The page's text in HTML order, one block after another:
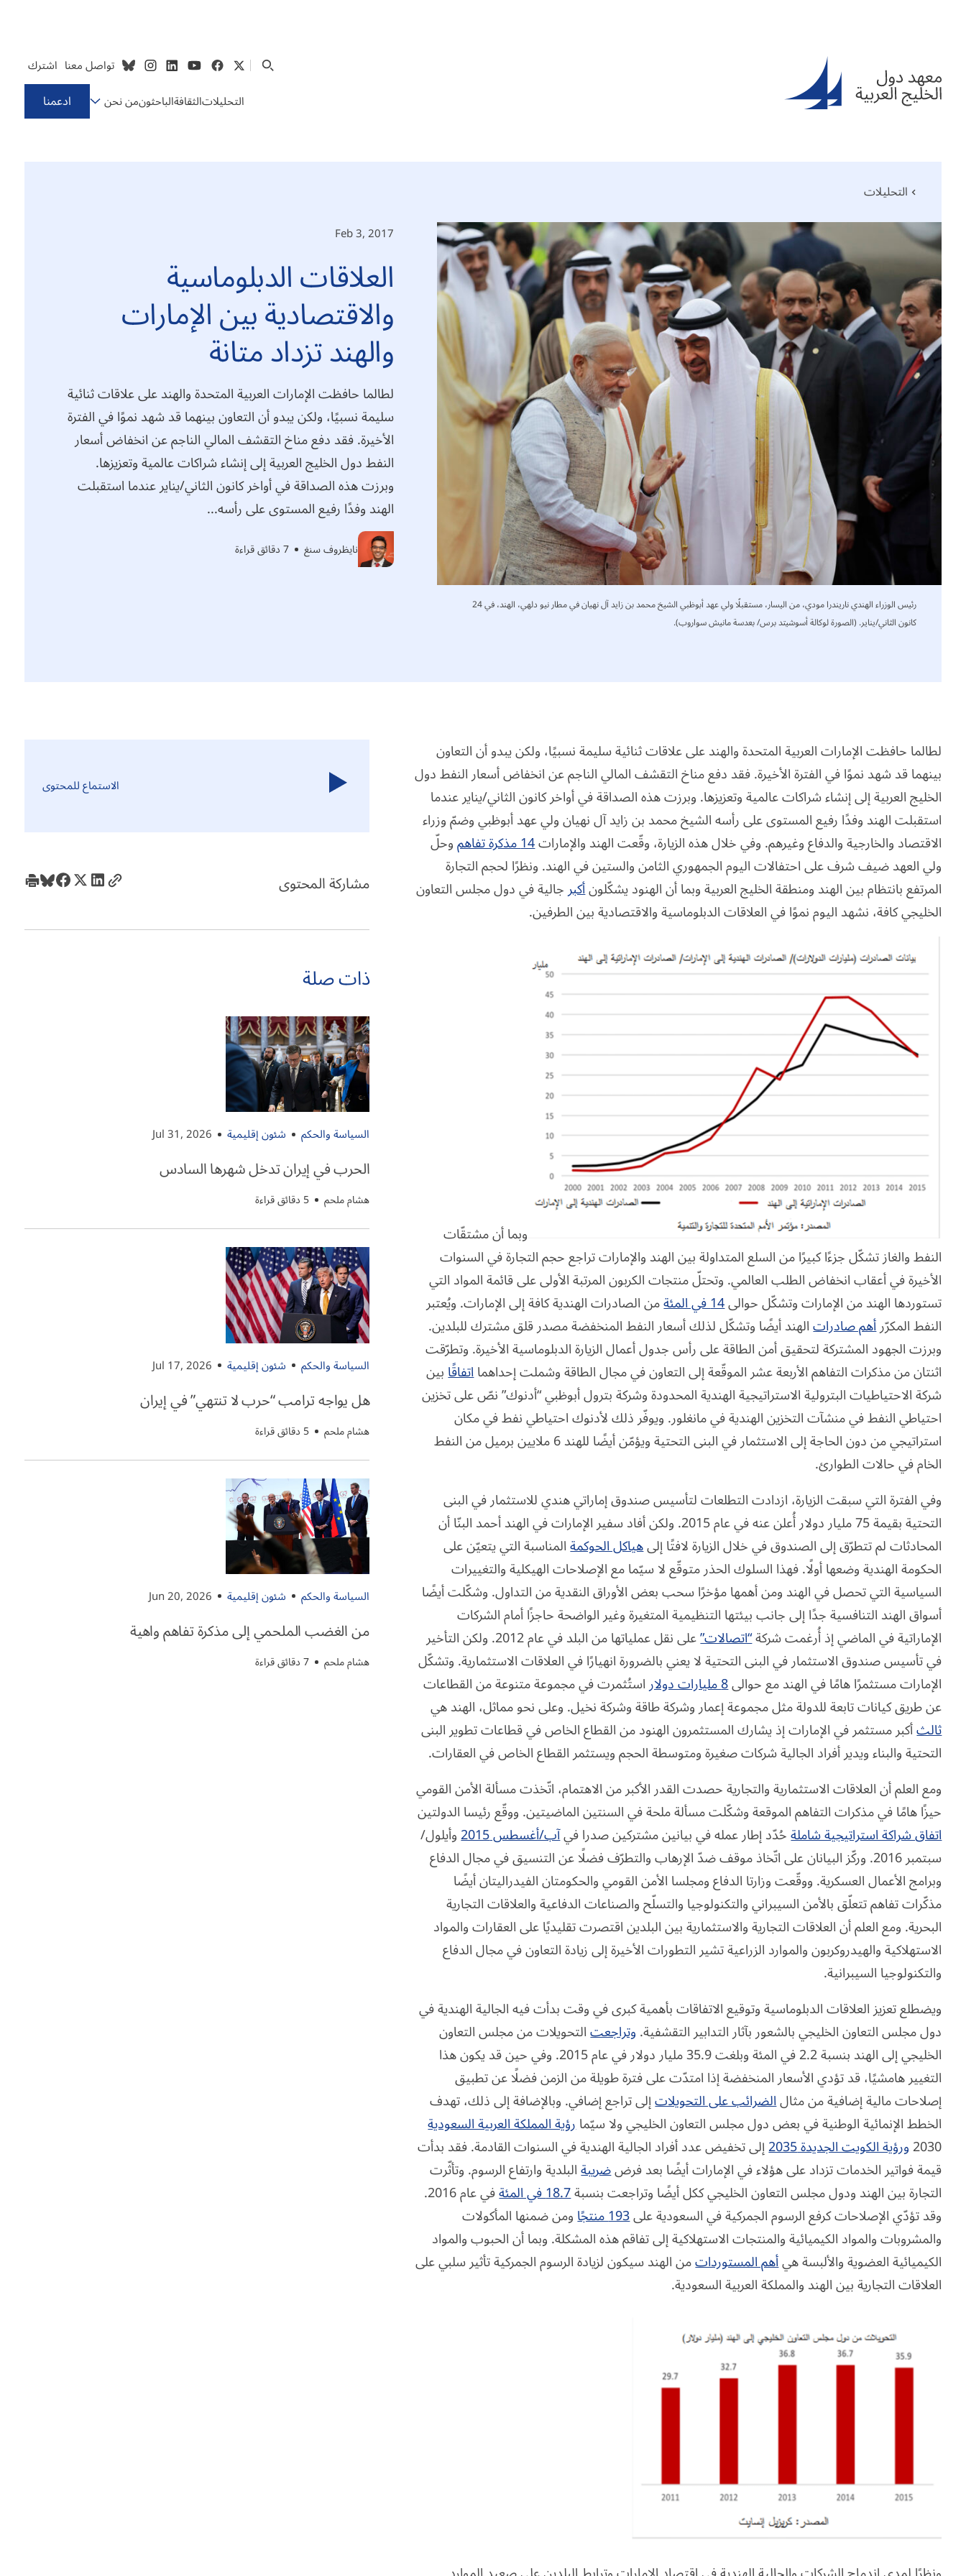
تواصل معنا اشترك
التحليلاتالثقافةالباحثونمن نحن ادعمنا
التحليلات
Feb 3, 2017
العلاقات الدبلوماسية
والاقتصادية بين الإمارات
والهند تزداد متانة
لطالما حافظت الإمارات العربية المتحدة والهند على علاقات ثنائية
سليمة نسبيًا، ولكن يبدو أن التعاون بينهما قد شهد نموًا في الفترة
الأخيرة. فقد دفع مناخ التقشف المالي الناجم عن انخفاض أسعار
النفط دول الخليج العربية إلى إنشاء شراكات عالمية وتعزيزها.
وبرزت هذه الصداقة في أواخر كانون الثاني/يناير عندما استقبلت
الهند وفدًا رفيع المستوى على رأسه...
نايظروف سنغ 7 دقائق قراءة
رئيس الوزراء الهندي ناريندرا مودي، من اليسار، مستقبلًا ولي عهد أبوظبي الشيخ محمد بن زايد آل نهيان في مطار نيو دلهي، الهند، في 24
كانون الثاني/يناير. (الصورة لوكالة أسوشيتد برس/ بعدسة مانيش سواروب).
لطالما حافظت الإمارات العربية المتحدة والهند على علاقات ثنائية سليمة نسبيًا، ولكن يبدو أن التعاون
بينهما قد شهد نموًا في الفترة الأخيرة. فقد دفع مناخ التقشف المالي الناجم عن انخفاض أسعار النفط دول
الخليج العربية إلى إنشاء شراكات عالمية وتعزيزها. وبرزت هذه الصداقة في أواخر كانون الثاني/يناير عندما
استقبلت الهند وفدًا رفيع المستوى على رأسه الشيخ محمد بن زايد آل نهيان ولي عهد أبوظبي وضمّ وزراء
الاقتصاد والخارجية والدفاع وغيرهم. وفي خلال هذه الزيارة، وقّعت الهند والإمارات14 مذكرة تفاهم
وحلّ
ولي العهد ضيف شرف على احتفالات اليوم الجمهوري الثامن والستين في الهند. ونظرًا لحجم التجارة
المرتفع بانتظام بين الهند ومنطقة الخليج العربية وبما أن الهنود يشكّلونأكبرجالية في دول مجلس التعاون
الخليجي كافة، نشهد اليوم نموًا في العلاقات الدبلوماسية والاقتصادية بين الطرفين.
وبما أن مشتقّات
النفط والغاز تشكّل جزءًا كبيرًا من السلع المتداولة بين الهند والإمارات تراجع حجم التجارة في السنوات
الأخيرة في أعقاب انخفاض الطلب العالمي. وتحتلّ منتجات الكربون المرتبة الأولى على قائمة المواد التي
تستوردها الهند من الإمارات وتشكّل حوالى14 في المئة
من الصادرات الهندية كافة إلى الإمارات. ويُعتبر
النفط المكرّرأهم صادراتالهند أيضًا وتشكّل لذلك أسعار النفط المنخفضة مصدر قلق مشترك للبلدين.
وبرزت الجهود المشتركة لتحقيق أمن الطاقة على رأس جدول أعمال الزيارة الدبلوماسية الأخيرة. وتطرّقت
اثنتان من مذكرات التفاهم الأربعة عشر الموقّعة إلى التعاون في مجال الطاقة وشملت إحداهمااتفاقًابين
شركة الاحتياطيات البترولية الاستراتيجية الهندية المحدودة وشركة بترول أبوظبي “أدنوك” نصّ على تخزين
احتياطي النفط في منشآت التخزين الهندية في مانغلور. ويوفّر ذلك لأدنوك احتياطي نفط في مكان
استراتيجي من دون الحاجة إلى الاستثمار في البنى التحتية ويؤمّن أيضًا للهند 6 ملايين برميل من النفط
الخام في حالات الطوارئ.
وفي الفترة التي سبقت الزيارة، ازدادت التطلعات لتأسيس صندوق إماراتي هندي للاستثمار في البنى
التحتية بقيمة 75 مليار دولار أُعلن عنه في عام 2015. ولكن أفاد سفير الإمارات في الهند أحمد البنّا أن
المحادثات لم تتطرّق إلى الصندوق في خلال الزيارة لافتًا إلىهياكل الحوكمةالمناسبة التي يتعيّن على
الحكومة الهندية وضعها أولًا. فهذا السلوك الحذر متوقّع لا سيّما مع الإصلاحات الهيكلية والتغييرات
السياسية التي تحصل في الهند ومن أهمها مؤخرًا سحب بعض الأوراق النقدية من التداول. وشكّلت أيضًا
أسواق الهند التنافسية جدًا إلى جانب بيئتها التنظيمية المتغيرة وغير الواضحة حاجزًا أمام الشركات
الإماراتية في الماضي إذ أُرغمت شركة“اتصالات”
على نقل عملياتها من البلد في عام 2012. ولكن التأخير
في تأسيس صندوق الاستثمار في البنى التحتية لا يعني بالضرورة انهيارًا في العلاقات الاستثمارية. وتشكّل
الإمارات مستثمرًا هامًا في الهند مع حوالى8 مليارات دولار
استُثمرت في مجموعة متنوعة من القطاعات
عن طريق كيانات تابعة للدولة مثل مجموعة إعمار وشركة طاقة وشركة نخيل. وعلى نحو مماثل، الهند هي
ثالثأكبر مستثمر في الإمارات إذ يشارك المستثمرون الهنود من القطاع الخاص في قطاعات تطوير البنى
التحتية والبناء ويدير أفراد الجالية شركات صغيرة ومتوسطة الحجم ويستثمر القطاع الخاص في العقارات.
ومع العلم أن العلاقات الاستثمارية والتجارية حصدت القدر الأكبر من الاهتمام، اتّخذت مسألة الأمن القومي
حيزًا هامًا في مذكرات التفاهم الموقعة وشكّلت مسألة ملحة في السنتين الماضيتين. ووقّع رئيسا الدولتين
اتفاق شراكة استراتيجية شاملةحُدّد إطار عمله في بيانين مشتركين صدرا فيآب/أغسطس 2015
وأيلول/
سبتمبر 2016. وركّز البيانان على اتّخاذ موقف ضدّ الإرهاب والتطرّف فضلًا عن التنسيق في مجال الدفاع
وبرامج الأعمال العسكرية. ووقّعت وزارتا الدفاع ومجلسا الأمن القومي والحكومتان الفيدراليتان أيضًا
مذكّرات تفاهم تتعلّق بالأمن السيبراني والتكنولوجيا والتسلّح والصناعات الدفاعية والعلاقات التجارية
البحرية. ومع العلم أن العلاقات التجارية والاستثمارية بين البلدين اقتصرت تقليديًا على العقارات والمواد
الاستهلاكية والهيدروكربون والموارد الزراعية تشير التطورات الأخيرة إلى زيادة التعاون في مجال الدفاع
والتكنولوجيا السيبرانية.
ويضطلع تعزيز العلاقات الدبلوماسية وتوقيع الاتفاقات بأهمية كبرى في وقت بدأت فيه الجالية الهندية في
دول مجلس التعاون الخليجي بالشعور بآثار التدابير التقشفية.وتراجعتالتحويلات من مجلس التعاون
الخليجي إلى الهند بنسبة 2.2 في المئة وبلغت 35.9 مليار دولار في عام 2015. وفي حين قد يكون هذا
التغيير هامشيًا، قد تؤدي الأسعار المنخفضة إذا امتدّت على فترة طويلة من الزمن فضلًا عن تطبيق
إصلاحات مالية إضافية من مثالالضرائب على التحويلاتإلى تراجع إضافي. وبالإضافة إلى ذلك، تهدف
الخطط الإنمائية الوطنية في بعض دول مجلس التعاون الخليجي ولا سيّمارؤية المملكة العربية السعودية
2030ورؤية الكويت الجديدة 2035
إلى تخفيض عدد أفراد الجالية الهندية في السنوات القادمة. فقد بدأت
قيمة فواتير الخدمات تزداد على هؤلاء في الإمارات أيضًا بعد فرضضريبةالبلدية وارتفاع الرسوم. وتأثّرت
التجارة بين الهند ودول مجلس التعاون الخليجي ككل أيضًا وتراجعت بنسبة18.7 في المئة
في عام 2016.
وقد تؤدّي الإصلاحات كرفع الرسوم الجمركية في السعودية على193 منتجًا
ومن ضمنها المأكولات
والمشروبات والمواد الكيميائية والمنتجات الاستهلاكية إلى تفاقم هذه المشكلة. وبما أن الحبوب والمواد
الكيميائية العضوية والألبسة هيأهم المستورداتمن الهند سيكون لزيادة الرسوم الجمركية تأثير سلبي على
العلاقات التجارية بين الهند والمملكة العربية السعودية.
الاستماع للمحتوى
مشاركة المحتوى
ذات صلة
السياسة والحكم شئون إقليمية Jul 31, 2026
الحرب في إيران تدخل شهرها السادس
هشام ملحم 5 دقائق قراءة
السياسة والحكم شئون إقليمية Jul 17, 2026
هل يواجه ترامب “حرب لا تنتهي” في إيران
هشام ملحم 5 دقائق قراءة
السياسة والحكم شئون إقليمية Jun 20, 2026
من الغضب الملحمي إلى مذكرة تفاهم واهية
هشام ملحم 7 دقائق قراءة